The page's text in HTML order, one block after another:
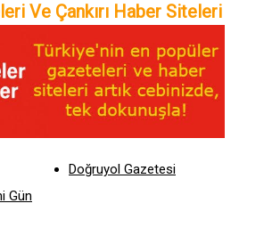
Ve Çankırı Haber Siteleri
Doğruyol Gazetesi
Gün